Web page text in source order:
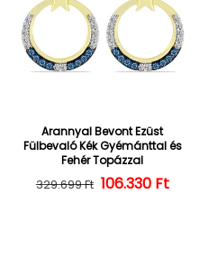
ár
Arannyal Bevont Ezüst
Fülbevaló Kék Gyémánttal és
Fehér Topázzal
Normál ár
329.699 Ft 106.330 Ft